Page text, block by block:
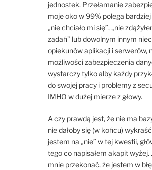
jednostek. Przełamanie
moje oko w 99% polega
„nie chciało mi się”, „nie
zadań” lub dowolnym innym
opiekunów aplikacji i serwerów,
możliwości zabezpieczenia
wystarczy tylko alby każdy
do swojej pracy i problemy z
IMHO w dużej mierze z głowy.
A czy prawdą jest, że nie ma
nie dałoby się (w końcu)
jestem na „nie” w tej kwestii,
tego co napisałem akapit
mnie przekonać, że jestem w